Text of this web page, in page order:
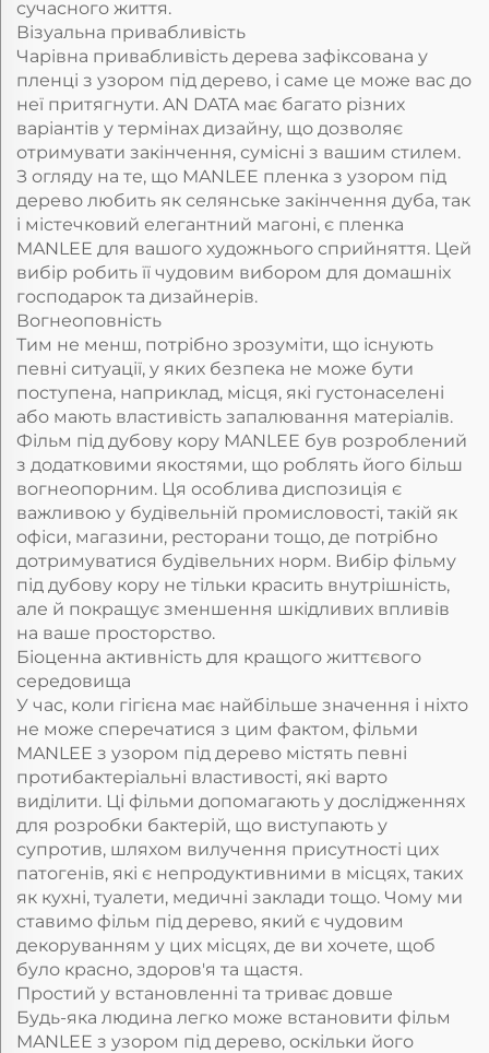
сучасного життя.
Візуальна привабливість
Чарівна привабливість дерева зафіксована у
пленці з узором під дерево, і саме це може вас до
неї притягнути. AN DATA має багато різних
варіантів у термінах дизайну, що дозволяє
отримувати закінчення, сумісні з вашим стилем.
З огляду на те, що MANLEE пленка з узором під
дерево любить як селянське закінчення дуба, так
і містечковий елегантний магоні, є пленка
MANLEE для вашого художнього сприйняття. Цей
вибір робить її чудовим вибором для домашніх
господарок та дизайнерів.
Вогнеоповність
Тим не менш, потрібно зрозуміти, що існують
певні ситуації, у яких безпека не може бути
поступена, наприклад, місця, які густонаселені
або мають властивість запалювання матеріалів.
Фільм під дубову кору MANLEE був розроблений
з додатковими якостями, що роблять його більш
вогнеопорним. Ця особлива диспозиція є
важливою у будівельній промисловості, такій як
офіси, магазини, ресторани тощо, де потрібно
дотримуватися будівельних норм. Вибір фільму
під дубову кору не тільки красить внутрішність,
але й покращує зменшення шкідливих впливів
на ваше просторство.
Біоценна активність для кращого життєвого
середовища
У час, коли гігієна має найбільше значення і ніхто
не може сперечатися з цим фактом, фільми
MANLEE з узором під дерево містять певні
протибактеріальні властивості, які варто
виділити. Ці фільми допомагають у дослідженнях
для розробки бактерій, що виступають у
супротив, шляхом вилучення присутності цих
патогенів, які є непродуктивними в місцях, таких
як кухні, туалети, медичні заклади тощо. Чому ми
ставимо фільм під дерево, який є чудовим
декоруванням у цих місцях, де ви хочете, щоб
було красно, здоров'я та щастя.
Простий у встановленні та триває довше
Будь-яка людина легко може встановити фільм
MANLEE з узором під дерево, оскільки його